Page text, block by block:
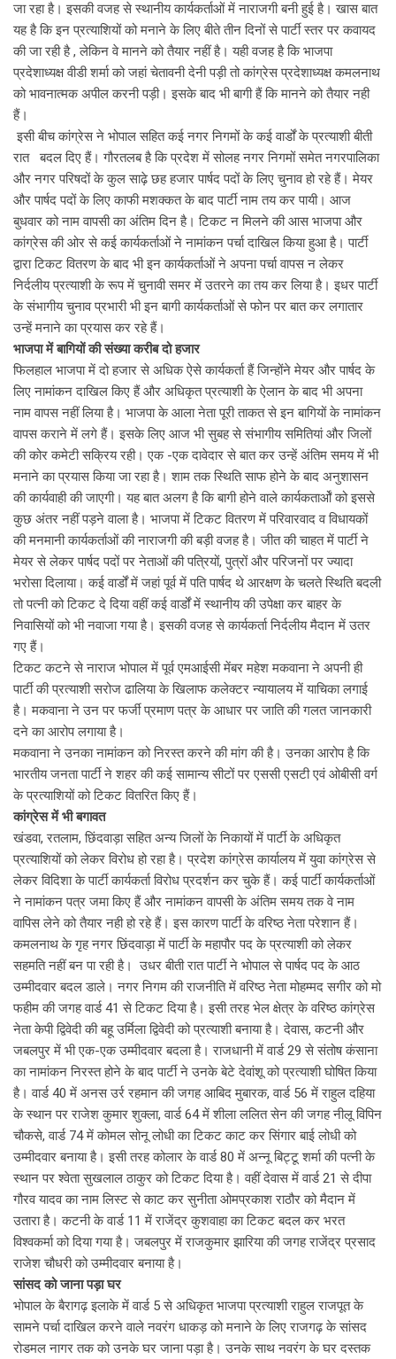
जा रहा है। इसकी वजह से स्थानीय कार्यकर्ताओं में नाराजगी बनी हुई है। खास बात
यह है कि इन प्रत्याशियों को मनाने के लिए बीते तीन दिनों से पार्टी स्तर पर कवायद
की जा रही है , लेकिन वे मानने को तैयार नहीं है। यही वजह है कि भाजपा
प्रदेशाध्यक्ष वीडी शर्मा को जहां चेतावनी देनी पड़ी तो कांग्रेस प्रदेशाध्यक्ष कमलनाथ
को भावनात्मक अपील करनी पड़ी। इसके बाद भी बागी हैं कि मानने को तैयार नही
हैं।
इसी बीच कांग्रेस ने भोपाल सहित कई नगर निगमों के कई वार्डों के प्रत्याशी बीती
रात बदल दिए हैं। गौरतलब है कि प्रदेश में सोलह नगर निगमों समेत नगरपालिका
और नगर परिषदों के कुल साढ़े छह हजार पार्षद पदों के लिए चुनाव हो रहे हैं। मेयर
और पार्षद पदों के लिए काफी मशक्कत के बाद पार्टी नाम तय कर पायी। आज
बुधवार को नाम वापसी का अंतिम दिन है। टिकट न मिलने की आस भाजपा और
कांग्रेस की ओर से कई कार्यकर्ताओं ने नामांकन पर्चा दाखिल किया हुआ है। पार्टी
द्वारा टिकट वितरण के बाद भी इन कार्यकर्ताओं ने अपना पर्चा वापस न लेकर
निर्दलीय प्रत्याशी के रूप में चुनावी समर में उतरने का तय कर लिया है। इधर पार्टी
के संभागीय चुनाव प्रभारी भी इन बागी कार्यकर्ताओं से फोन पर बात कर लगातार
उन्हें मनाने का प्रयास कर रहे हैं।
भाजपा में बागियों की संख्या करीब दो हजार
फिलहाल भाजपा में दो हजार से अधिक ऐसे कार्यकर्ता हैं जिन्होंने मेयर और पार्षद के
लिए नामांकन दाखिल किए हैं और अधिकृत प्रत्याशी के ऐलान के बाद भी अपना
नाम वापस नहीं लिया है। भाजपा के आला नेता पूरी ताकत से इन बागियों के नामांकन
वापस कराने में लगे हैं। इसके लिए आज भी सुबह से संभागीय समितियां और जिलों
की कोर कमेटी सक्रिय रही। एक -एक दावेदार से बात कर उन्हें अंतिम समय में भी
मनाने का प्रयास किया जा रहा है। शाम तक स्थिति साफ होने के बाद अनुशासन
की कार्यवाही की जाएगी। यह बात अलग है कि बागी होने वाले कार्यकतार्ओं को इससे
कुछ अंतर नहीं पड़ने वाला है। भाजपा में टिकट वितरण में परिवारवाद व विधायकों
की मनमानी कार्यकर्ताओं की नाराजगी की बड़ी वजह है। जीत की चाहत में पार्टी ने
मेयर से लेकर पार्षद पदों पर नेताओं की पत्रियों, पुत्रों और परिजनों पर ज्यादा
भरोसा दिलाया। कई वार्डों में जहां पूर्व में पति पार्षद थे आरक्षण के चलते स्थिति बदली
तो पत्नी को टिकट दे दिया वहीं कई वार्डों में स्थानीय की उपेक्षा कर बाहर के
निवासियों को भी नवाजा गया है। इसकी वजह से कार्यकर्ता निर्दलीय मैदान में उतर
गए हैं।
टिकट कटने से नाराज भोपाल में पूर्व एमआईसी मेंबर महेश मकवाना ने अपनी ही
पार्टी की प्रत्याशी सरोज ढालिया के खिलाफ कलेक्टर न्यायालय में याचिका लगाई
है। मकवाना ने उन पर फर्जी प्रमाण पत्र के आधार पर जाति की गलत जानकारी
दने का आरोप लगाया है।
मकवाना ने उनका नामांकन को निरस्त करने की मांग की है। उनका आरोप है कि
भारतीय जनता पार्टी ने शहर की कई सामान्य सीटों पर एससी एसटी एवं ओबीसी वर्ग
के प्रत्याशियों को टिकट वितरित किए हैं।
कांग्रेस में भी बगावत
खंडवा, रतलाम, छिंदवाड़ा सहित अन्य जिलों के निकायों में पार्टी के अधिकृत
प्रत्याशियों को लेकर विरोध हो रहा है। प्रदेश कांग्रेस कार्यालय में युवा कांग्रेस से
लेकर विदिशा के पार्टी कार्यकर्ता विरोध प्रदर्शन कर चुके हैं। कई पार्टी कार्यकर्ताओं
ने नामांकन पत्र जमा किए हैं और नामांकन वापसी के अंतिम समय तक वे नाम
वापिस लेने को तैयार नही हो रहे हैं। इस कारण पार्टी के वरिष्ठ नेता परेशान हैं।
कमलनाथ के गृह नगर छिंदवाड़ा में पार्टी के महापौर पद के प्रत्याशी को लेकर
सहमति नहीं बन पा रही है। उधर बीती रात पार्टी ने भोपाल से पार्षद पद के आठ
उम्मीदवार बदल डाले। नगर निगम की राजनीति में वरिष्ठ नेता मोहम्मद सगीर को मो
फहीम की जगह वार्ड 41 से टिकट दिया है। इसी तरह भेल क्षेत्र के वरिष्ठ कांग्रेस
नेता केपी द्विवेदी की बहू उर्मिला द्विवेदी को प्रत्याशी बनाया है। देवास, कटनी और
जबलपुर में भी एक-एक उम्मीदवार बदला है। राजधानी में वार्ड 29 से संतोष कंसाना
का नामांकन निरस्त होने के बाद पार्टी ने उनके बेटे देवांशू को प्रत्याशी घोषित किया
है। वार्ड 40 में अनस उर्र रहमान की जगह आबिद मुबारक, वार्ड 56 में राहुल दहिया
के स्थान पर राजेश कुमार शुक्ला, वार्ड 64 में शीला ललित सेन की जगह नीलू विपिन
चौकसे, वार्ड 74 में कोमल सोनू लोधी का टिकट काट कर सिंगार बाई लोधी को
उम्मीदवार बनाया है। इसी तरह कोलार के वार्ड 80 में अन्नू बिट्टू शर्मा की पत्नी के
स्थान पर श्वेता सुखलाल ठाकुर को टिकट दिया है। वहीं देवास में वार्ड 21 से दीपा
गौरव यादव का नाम लिस्ट से काट कर सुनीता ओमप्रकाश राठौर को मैदान में
उतारा है। कटनी के वार्ड 11 में राजेंद्र कुशवाहा का टिकट बदल कर भरत
विश्वकर्मा को दिया गया है। जबलपुर में राजकुमार झारिया की जगह राजेंद्र प्रसाद
राजेश चौधरी को उम्मीदवार बनाया है।
सांसद को जाना पड़ा घर
भोपाल के बैरागढ़ इलाके में वार्ड 5 से अधिकृत भाजपा प्रत्याशी राहुल राजपूत के
सामने पर्चा दाखिल करने वाले नवरंग धाकड़ को मनाने के लिए राजगढ़ के सांसद
रोडमल नागर तक को उनके घर जाना पड़ा है। उनके साथ नवरंग के घर दस्तक